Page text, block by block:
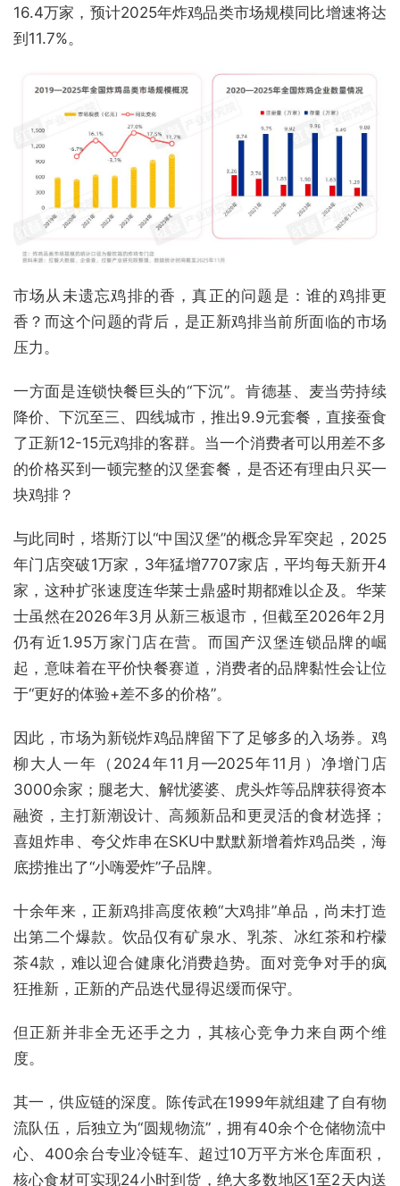
16.4万家，预计2025年炸鸡品类市场规模同比增速将达
到11.7%。
市场从未遗忘鸡排的香，真正的问题是：谁的鸡排更
香？而这个问题的背后，是正新鸡排当前所面临的市场
压力。
一方面是连锁快餐巨头的“下沉”。肯德基、麦当劳持续
降价、下沉至三、四线城市，推出9.9元套餐，直接蚕食
了正新12-15元鸡排的客群。当一个消费者可以用差不多
的价格买到一顿完整的汉堡套餐，是否还有理由只买一
块鸡排？
与此同时，塔斯汀以“中国汉堡”的概念异军突起，2025
年门店突破1万家，3年猛增7707家店，平均每天新开4
家，这种扩张速度连华莱士鼎盛时期都难以企及。华莱
士虽然在2026年3月从新三板退市，但截至2026年2月
仍有近1.95万家门店在营。而国产汉堡连锁品牌的崛
起，意味着在平价快餐赛道，消费者的品牌黏性会让位
于“更好的体验+差不多的价格”。
因此，市场为新锐炸鸡品牌留下了足够多的入场券。鸡
柳大人一年（2024年11月—2025年11月）净增门店
3000余家；腿老大、解忧婆婆、虎头炸等品牌获得资本
融资，主打新潮设计、高频新品和更灵活的食材选择；
喜姐炸串、夸父炸串在SKU中默默新增着炸鸡品类，海
底捞推出了“小嗨爱炸”子品牌。
十余年来，正新鸡排高度依赖“大鸡排”单品，尚未打造
出第二个爆款。饮品仅有矿泉水、乳茶、冰红茶和柠檬
茶4款，难以迎合健康化消费趋势。面对竞争对手的疯
狂推新，正新的产品迭代显得迟缓而保守。
但正新并非全无还手之力，其核心竞争力来自两个维
度。
其一，供应链的深度。陈传武在1999年就组建了自有物
流队伍，后独立为“圆规物流”，拥有40余个仓储物流中
心、400余台专业冷链车、超过10万平方米仓库面积，
核心食材可实现24小时到货，绝大多数地区1至2天内送